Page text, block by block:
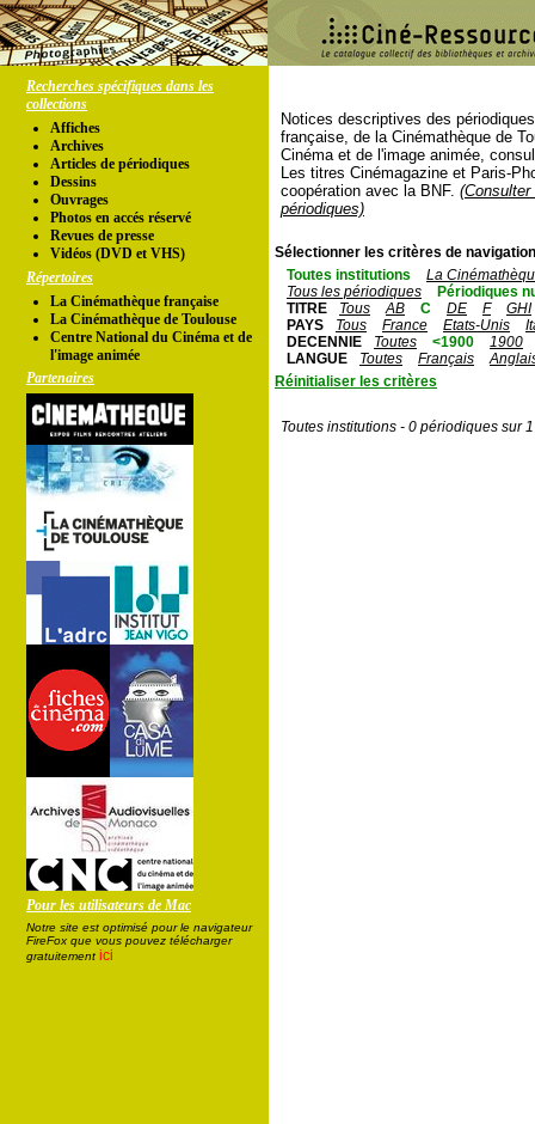
Recherches spécifiques dans les
collections
Affiches
Archives
Articles de périodiques
Dessins
Ouvrages
Photos en accés réservé
Revues de presse
Vidéos (DVD et VHS)
Répertoires
La Cinémathèque française
La Cinémathèque de Toulouse
Centre National du Cinéma et de
l'image animée
Partenaires
Pour les utilisateurs de Mac
Notre site est optimisé pour le navigateur
FireFox que vous pouvez télécharger
gratuitement ici
Notices descriptives des
française, de la Cinémathèque de
Cinéma et de l'image animée,
Les titres Cinémagazine et Paris-
coopération avec la BNF.
périodiques)
Sélectionner les critères de
Toutes institutions
La
Tous les périodiques
Périodiques
TITRE
Tous AB C DE F
GHI
PAYS
Tous France Etats-Unis
DECENNIE
Toutes <1900
1900
LANGUE
Toutes Français
Réinitialiser les critères
Toutes institutions - 0 périodiques sur